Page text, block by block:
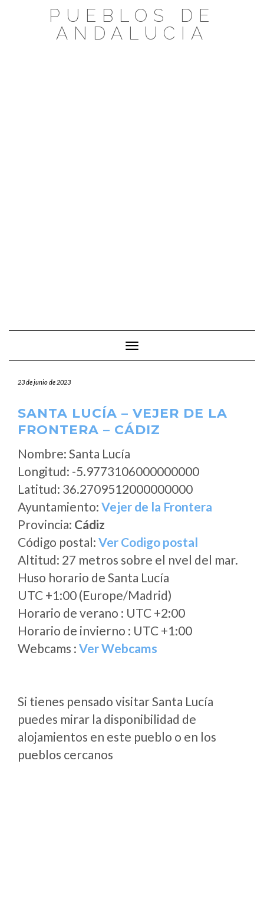
PUEBLOS DE
ANDALUCIA
Cambiar modo de navegación
23 de junio de 2023
SANTA LUCÍA – VEJER DE LA
FRONTERA – CÁDIZ
Nombre: Santa Lucía
Longitud: -5.9773106000000000
Latitud: 36.2709512000000000
Ayuntamiento: Vejer de la Frontera
Provincia: Cádiz
Código postal: Ver Codigo postal
Altitud: 27 metros sobre el nvel del mar.
Huso horario de Santa Lucía
UTC +1:00 (Europe/Madrid)
Horario de verano : UTC +2:00
Horario de invierno : UTC +1:00
Webcams : Ver Webcams
Si tienes pensado visitar Santa Lucía
puedes mirar la disponibilidad de
alojamientos en este pueblo o en los
pueblos cercanos